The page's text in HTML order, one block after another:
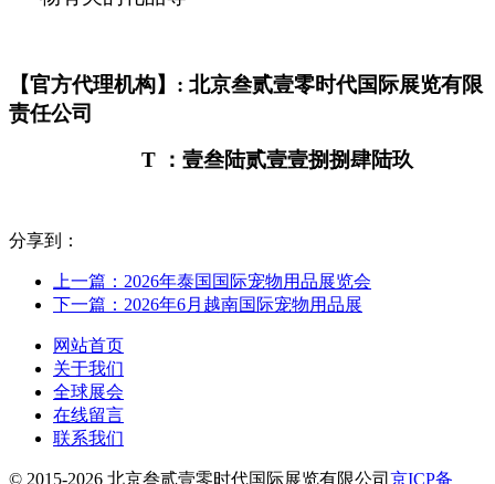
【官方代理机构】: 北京叁贰壹零时代国际展览有限
责任公司
T
：壹叁陆贰壹壹捌捌肆陆玖
分享到：
上一篇：2026年泰国国际宠物用品展览会
下一篇：2026年6月越南国际宠物用品展
网站首页
关于我们
全球展会
在线留言
联系我们
© 2015-2026 北京叁贰壹零时代国际展览有限公司 京ICP备